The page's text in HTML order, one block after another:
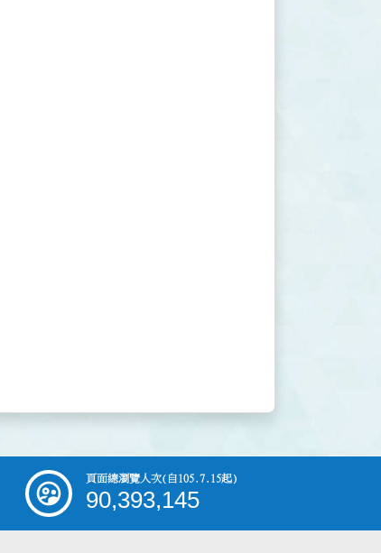
頁面總瀏覽人次(自105.7.15起)
90,393,145